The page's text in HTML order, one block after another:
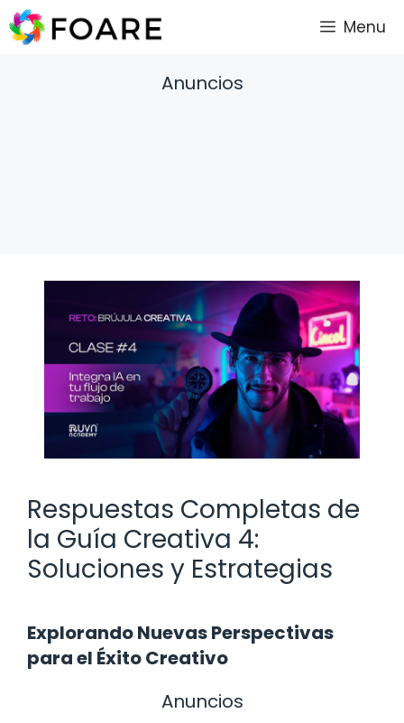
Saltar
al
Menu
Anuncios
Respuestas Completas de
la Guía Creativa 4:
Soluciones y Estrategias
Explorando Nuevas Perspectivas
para el Éxito Creativo
Anuncios